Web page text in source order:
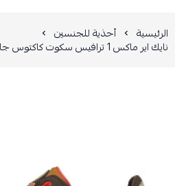
الرئيسية أحذية للجنسين
نايك اير ماكس 1 ترافيس سكوت كاكتوس جاك باروك براون